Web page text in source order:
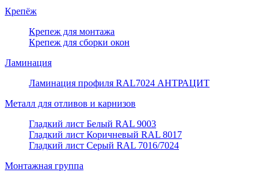
Крепёж
Крепеж для монтажа
Крепеж для сборки окон
Ламинация
Ламинация профиля RAL7024 АНТРАЦИТ
Металл для отливов и карнизов
Гладкий лист Белый RAL 9003
Гладкий лист Коричневый RAL 8017
Гладкий лист Серый RAL 7016/7024
Монтажная группа